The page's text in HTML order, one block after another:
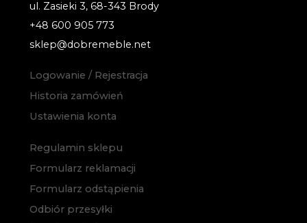
ul. Zasieki 3, 68-343 Brody
+48 600 905 773
sklep@dobremeble.net
Logowanie / Rejestracja
Historia zamówień
Ustawienia konta
Regulamin sklepu
Formularz reklamacji
Formularz odstąpienia
Odbiór przesyłki